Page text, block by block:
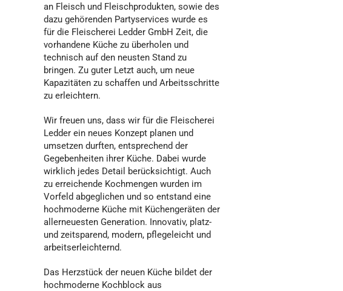
an Fleisch und Fleischprodukten, sowie des
dazu gehörenden Partyservices wurde es
für die Fleischerei Ledder GmbH Zeit, die
vorhandene Küche zu überholen und
technisch auf den neusten Stand zu
bringen. Zu guter Letzt auch, um neue
Kapazitäten zu schaffen und Arbeitsschritte
zu erleichtern.
Wir freuen uns, dass wir für die Fleischerei
Ledder ein neues Konzept planen und
umsetzen durften, entsprechend der
Gegebenheiten ihrer Küche. Dabei wurde
wirklich jedes Detail berücksichtigt. Auch
zu erreichende Kochmengen wurden im
Vorfeld abgeglichen und so entstand eine
hochmoderne Küche mit Küchengeräten der
allerneuesten Generation. Innovativ, platz-
und zeitsparend, modern, pflegeleicht und
arbeitserleichternd.
Das Herzstück der neuen Küche bildet der
hochmoderne Kochblock aus